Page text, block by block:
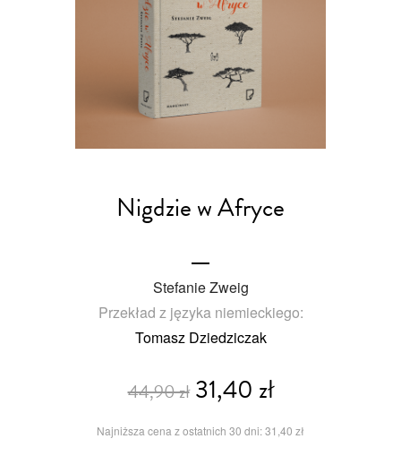
Nigdzie w Afryce
Stefanie Zweig
Przekład z języka niemieckiego:
Tomasz Dziedziczak
44,90 zł31,40 zł
Najniższa cena z ostatnich 30 dni: 31,40 zł